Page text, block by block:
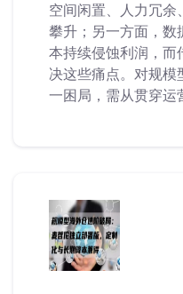
空间闲置、人力冗余
攀升；另一方面，数
本持续侵蚀利润，而
决这些痛点。对规模
一困局，需从贯穿运